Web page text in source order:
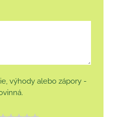
výhody alebo zápory -